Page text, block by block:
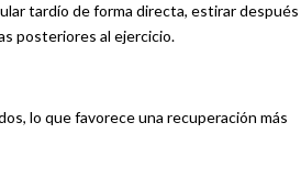
tardío de forma directa, estirar
posteriores al ejercicio.
lo que favorece una recuperación más